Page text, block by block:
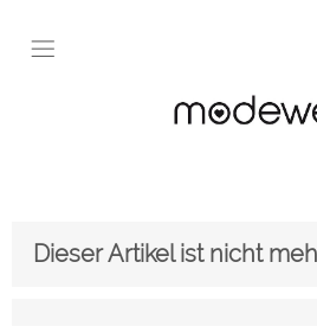
Dieser Artikel ist nicht